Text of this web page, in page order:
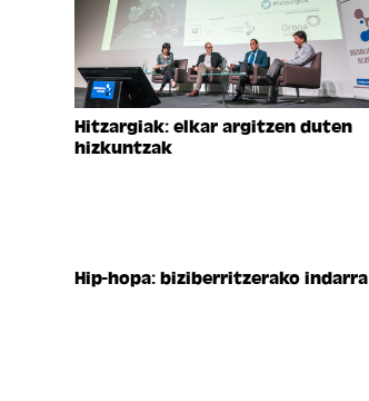
Hitzargiak: elkar argitzen duten
hizkuntzak
Hip-hopa: biziberritzerako indarra